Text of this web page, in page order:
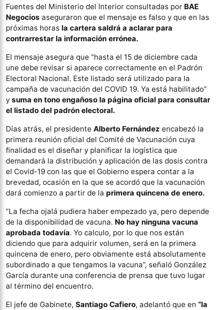
Fuentes del Ministerio del Interior consultadas por BAE
Negocios aseguraron que el mensaje es falso y que en las
próximas horas la cartera saldrá a aclarar para
contrarrestar la información errónea.
El mensaje asegura que “hasta el 15 de diciembre cada
une debe revisar si aparece correctamente en el Padrón
Electoral Nacional. Este listado será utilizado para la
campaña de vacunación del COVID 19. Ya está habilitado”
y suma en tono engañoso la página oficial para consultar
el listado del padrón electoral.
Días atrás, el presidente Alberto Fernández encabezó la
primera reunión oficial del Comité de Vacunación cuya
finalidad es el diseñar y planificar la logística que
demandará la distribución y aplicación de las dosis contra
el Covid-19 con las que el Gobierno espera contar a la
brevedad, ocasión en la que se acordó que la vacunación
dará comienzo a partir de la primera quincena de enero.
“La fecha ojalá pudiera haber empezado ya, pero depende
de la disponibilidad de vacuna. No hay ninguna vacuna
aprobada todavía. Yo calculo, por lo que nos están
diciendo que para adquirir volumen, será en la primera
quincena de enero, pero obviamente está absolutamente
subordinado a que tengamos la vacuna”, señaló González
García durante una conferencia de prensa que tuvo lugar
al término del encuentro.
El jefe de Gabinete, Santiago Cafiero, adelantó que en “la